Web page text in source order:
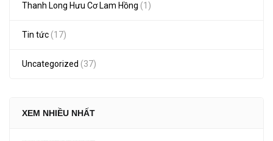
Thanh Long Hưu Cơ Lam Hồng (1)
Tin tức (17)
Uncategorized (37)
XEM NHIỀU NHẤT